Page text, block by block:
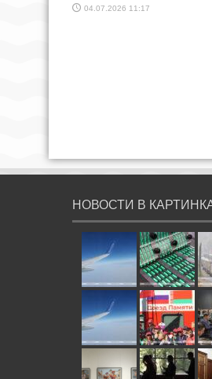
04.07.2026 11:17
НОВОСТИ В